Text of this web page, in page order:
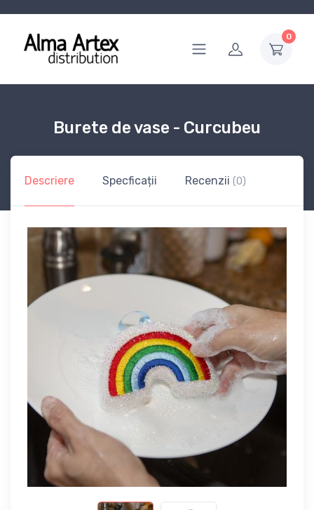
0
Burete de vase - Curcubeu
Descriere Specficații Recenzii (0)